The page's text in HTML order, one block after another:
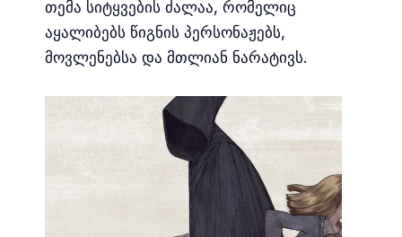
თემა სიტყვების ძალაა, რომელიც
აყალიბებს წიგნის პერსონაჟებს,
მოვლენებსა და მთლიან ნარატივს.